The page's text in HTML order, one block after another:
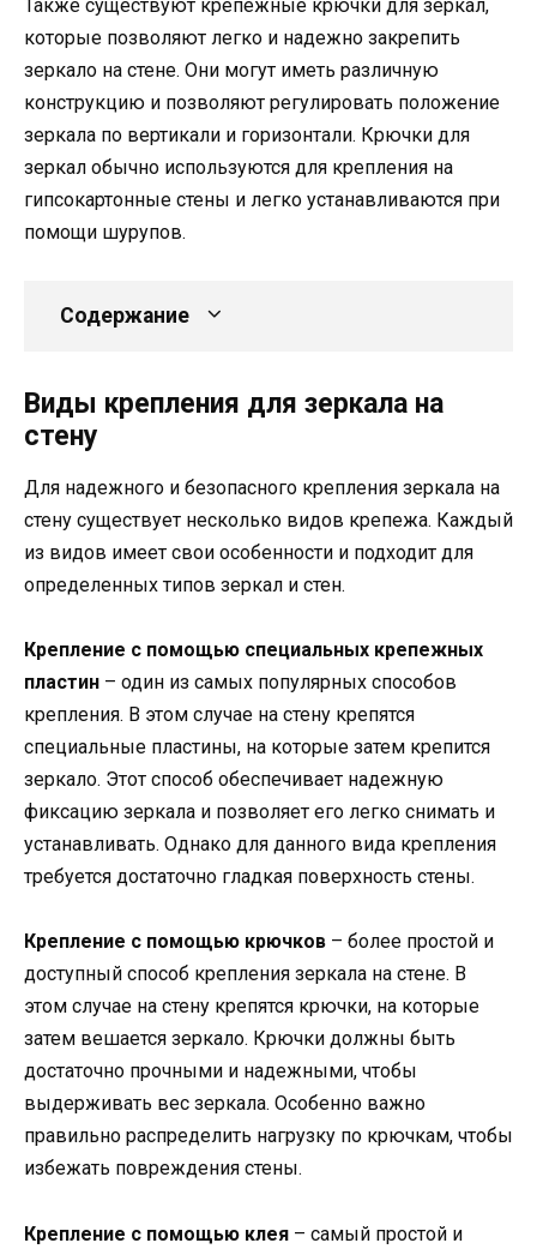
Также существуют крепежные крючки для зеркал,
которые позволяют легко и надежно закрепить
зеркало на стене. Они могут иметь различную
конструкцию и позволяют регулировать положение
зеркала по вертикали и горизонтали. Крючки для
зеркал обычно используются для крепления на
гипсокартонные стены и легко устанавливаются при
помощи шурупов.
Содержание
Виды крепления для зеркала на
стену
Для надежного и безопасного крепления зеркала на
стену существует несколько видов крепежа. Каждый
из видов имеет свои особенности и подходит для
определенных типов зеркал и стен.
Крепление с помощью специальных крепежных
пластин – один из самых популярных способов
крепления. В этом случае на стену крепятся
специальные пластины, на которые затем крепится
зеркало. Этот способ обеспечивает надежную
фиксацию зеркала и позволяет его легко снимать и
устанавливать. Однако для данного вида крепления
требуется достаточно гладкая поверхность стены.
Крепление с помощью крючков – более простой и
доступный способ крепления зеркала на стене. В
этом случае на стену крепятся крючки, на которые
затем вешается зеркало. Крючки должны быть
достаточно прочными и надежными, чтобы
выдерживать вес зеркала. Особенно важно
правильно распределить нагрузку по крючкам, чтобы
избежать повреждения стены.
Крепление с помощью клея – самый простой и